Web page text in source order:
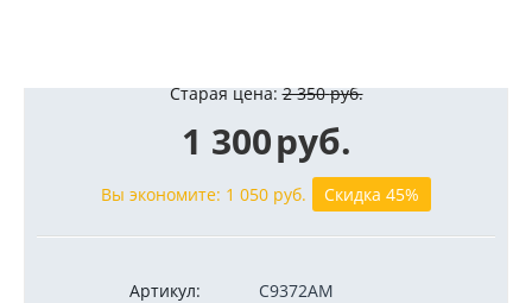
Старая цена: 2 350 руб.
1 300руб.
Вы экономите: 1 050 руб. Скидка 45%
Артикул:
C9372AM